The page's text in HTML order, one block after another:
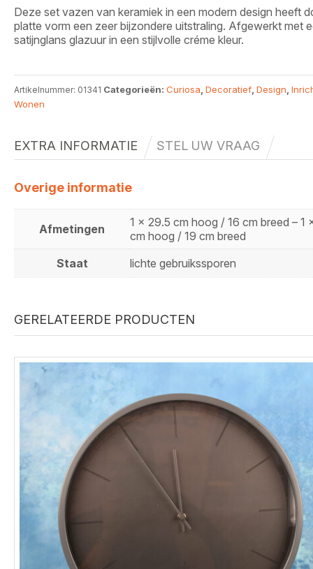
Deze set vazen van keramiek in een modern design heeft
platte vorm een zeer bijzondere uitstraling. Afgewerkt met
satijnglans glazuur in een stijlvolle créme kleur.
Artikelnummer: 01341 Categorieën: Curiosa, Decoratief, Design,
Wonen
EXTRA INFORMATIE STEL UW VRAAG
Overige informatie
Afmetingen
1 x 29.5 cm hoog / 16 cm breed – 1
cm hoog / 19 cm breed
Staat
lichte gebruikssporen
GERELATEERDE PRODUCTEN